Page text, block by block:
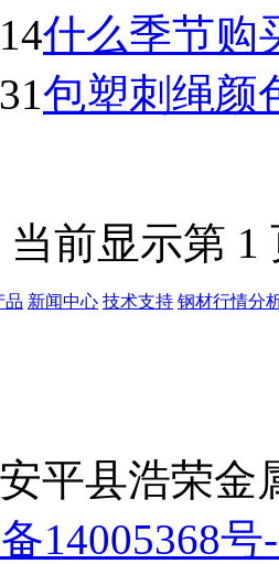
什么季节购
包塑刺绳颜
前显示第 1
品 新闻中心 技术支持 钢材行情分
平县浩荣
14005368号